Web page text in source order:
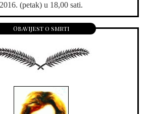
2016. (petak) u 18,00 sati.
Obavijest o smrti